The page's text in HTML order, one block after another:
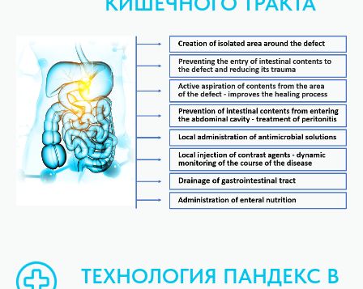
ТЕХНОЛОГИЯ ПАНДЕКС В